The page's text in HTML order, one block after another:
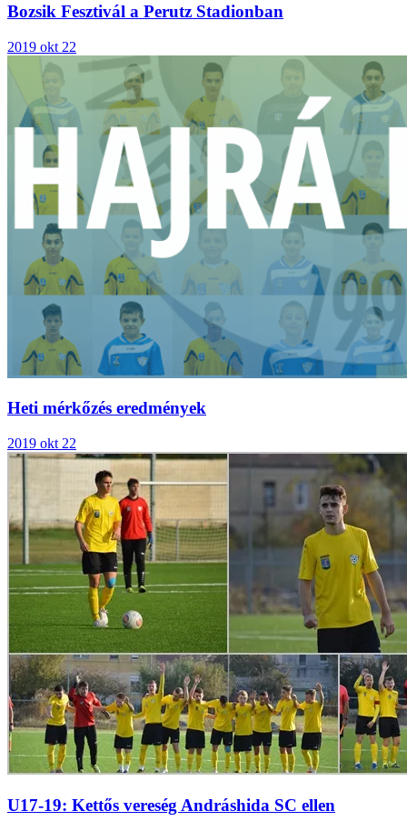
Bozsik Fesztivál a Perutz Stadionban
2019 okt 22
Heti mérkőzés eredmények
2019 okt 22
U17-19: Kettős vereség Andráshida SC ellen